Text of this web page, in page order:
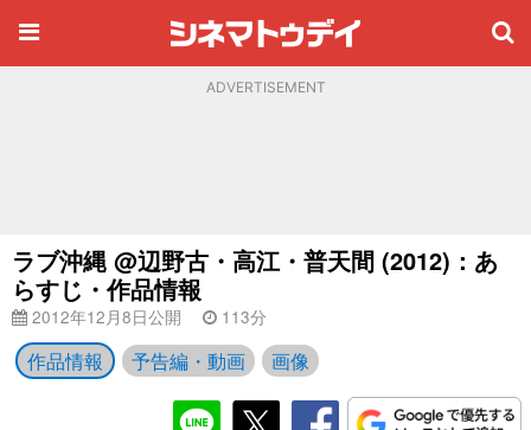
ADVERTISEMENT
ラブ沖縄 @辺野古・高江・普天間 (2012)：あ
らすじ・作品情報
2012年12月8日公開 113分
作品情報 予告編・動画 画像